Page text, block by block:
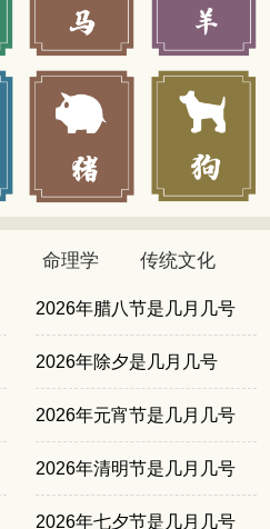
命理学 传统文化
2026年腊八节是几月几号
2026年除夕是几月几号
2026年元宵节是几月几号
2026年清明节是几月几号
2026年七夕节是几月几号